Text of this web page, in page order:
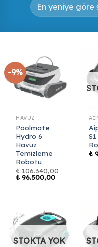
-9%
HAVUZ
Poolmate
Hydro 6
Havuz
Temizleme
Robotu
₺106.340,00
Orijinal
fiyat:
₺ 96.500,00Şu
₺
STOKTA YOK